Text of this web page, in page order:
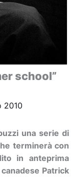
school”
2010
una serie di
terminerà con
in anteprima
Patrick